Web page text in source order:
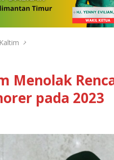
Menolak
pada 2023